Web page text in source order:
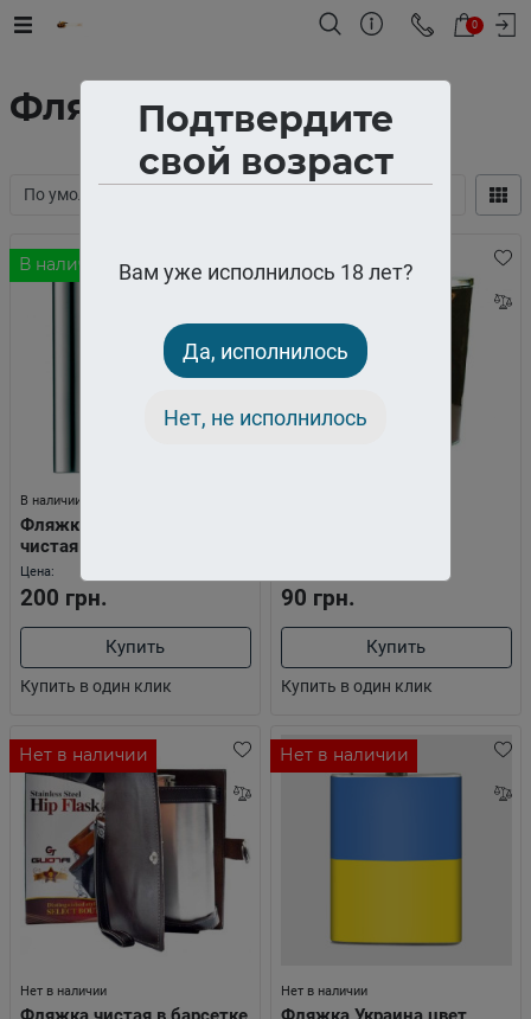
Подтвердите
свой возраст
Вам уже исполнилось 18 лет?
Да, исполнилось
Нет, не исполнилось
0
Фляги для алкоголя
В наличии
В наличии
Фляжка металлическая
чистая
Цена:
200 грн.
Купить
Купить в один клик
Нет в наличии
90 грн.
Купить
Купить в один клик
Нет в наличии
Нет в наличии
Нет в наличии
Нет в наличии